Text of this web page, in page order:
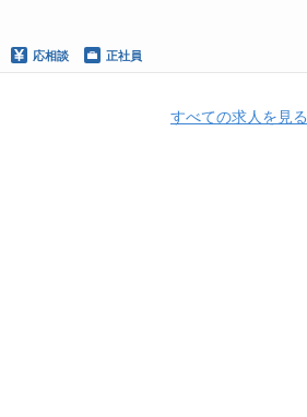
応相談 正社員
すべての求人を見る